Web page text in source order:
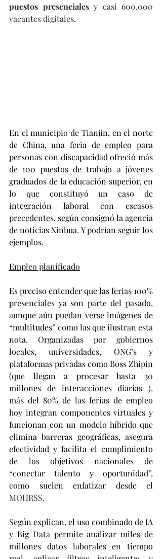
puestos presenciales y casi 600.000
vacantes digitales.
En el municipio de Tianjin, en el norte
de China, una feria de empleo para
personas con discapacidad ofreció más
de 100 puestos de trabajo a jóvenes
graduados de la educación superior, en
lo que constituyó un caso de
integración laboral con escasos
precedentes, según consignó la agencia
de noticias Xinhua. Y podrían seguir los
ejemplos.
Empleo planificado
Es preciso entender que las ferias 100%
presenciales ya son parte del pasado,
aunque aún puedan verse imágenes de
“multitudes” como las que ilustran esta
nota. Organizadas por gobiernos
locales, universidades, ONG’s y
plataformas privadas como Boss Zhipin
(que llegan a procesar hasta 30
millones de interacciones diarias ),
más del 80% de las ferias de empleo
hoy integran componentes virtuales y
funcionan con un modelo híbrido que
elimina barreras geográficas, asegura
efectividad y facilita el cumplimiento
de los objetivos nacionales de
“conectar talento y oportunidad”,
MOHRSS.
Según explican, el uso combinado de IA
y Big Data permite analizar miles de
millones datos laborales en tiempo